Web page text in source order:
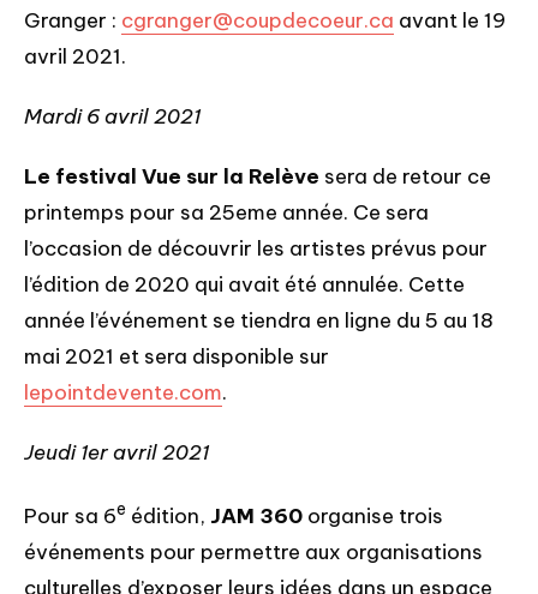
Granger : cgranger@coupdecoeur.ca avant le 19
avril 2021.
Mardi 6 avril 2021
Le festival Vue sur la Relève sera de retour ce
printemps pour sa 25eme année. Ce sera
l’occasion de découvrir les artistes prévus pour
l’édition de 2020 qui avait été annulée. Cette
année l’événement se tiendra en ligne du 5 au 18
mai 2021 et sera disponible sur
lepointdevente.com.
Jeudi 1er avril 2021
Pour sa 6e édition, JAM 360 organise trois
événements pour permettre aux organisations
culturelles d’exposer leurs idées dans un espace